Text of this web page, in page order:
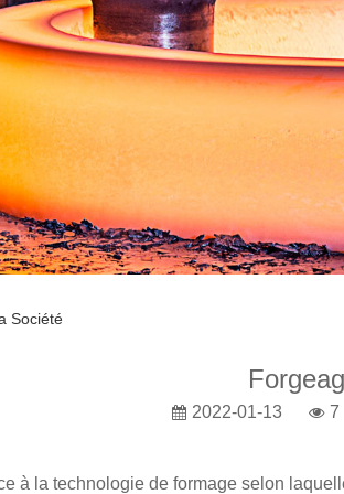
Société
2022-01-13 7
à la technologie de formage selon